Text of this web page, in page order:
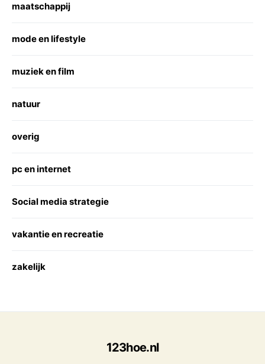
maatschappij
mode en lifestyle
muziek en film
natuur
overig
pc en internet
Social media strategie
vakantie en recreatie
zakelijk
123hoe.nl